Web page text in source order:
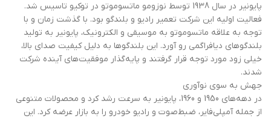
پایونیر در سال 1938 توسط نوزومو ماتسوموتو در توکیو تاسیس شد.
فعالیت اولیه این شرکت تعمیر رادیو و بلندگو بود. با گذشت زمان و با
توجه به علاقه ماتسوموتو به موسیقی و الکترونیک، پایونیر به تولید
بلندگوهای دیافراگمی رو آورد. این بلندگوها به دلیل کیفیت صدای بالا،
خیلی زود مورد توجه قرار گرفتند و پایه‌گذار موفقیت‌های آینده شرکت
شدند.
جهش به سوی نوآوری
در دهه‌های 1950 و 1960، پایونیر به سرعت رشد کرد و محصولات متنوعی
از جمله آمپلی‌فایر، ضبط‌صوت و رادیو خودرو را به بازار عرضه کرد. این